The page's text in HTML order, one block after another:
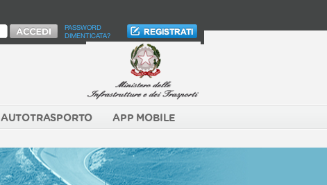
PASSWORD
DIMENTICATA?
AUTOTRASPORTO APP MOBILE